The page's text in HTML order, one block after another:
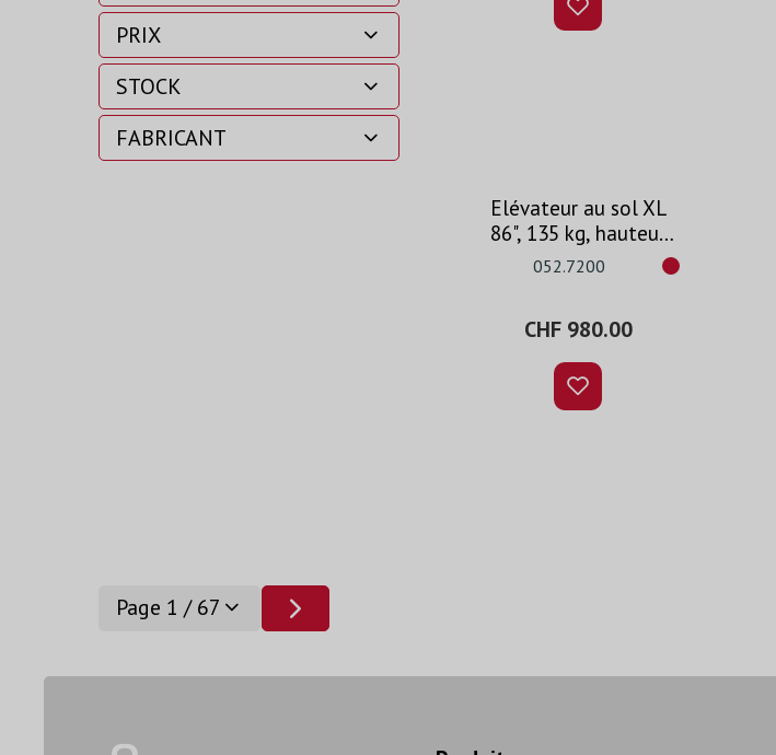
PRIX
STOCK
FABRICANT
Elévateur au sol XL
86", 135 kg, hauteur
réglable 600 mm,
052.7200
CHF 980.00
Page 1 / 67